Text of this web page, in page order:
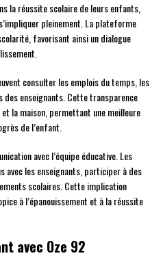
la réussite scolaire de leurs enfants,
pleinement. La plateforme
favorisant ainsi un dialogue
consulter les emplois du temps, les
des enseignants. Cette transparence
la maison, permettant une meilleure
de l’enfant.
avec l’équipe éducative. Les
avec les enseignants, participer à des
scolaires. Cette implication
à l’épanouissement et à la réussite
avec Oze 92